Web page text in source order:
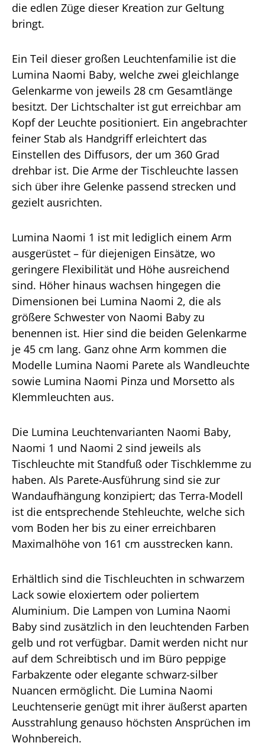
die edlen Züge dieser Kreation zur Geltung
bringt.
Ein Teil dieser großen Leuchtenfamilie ist die
Lumina Naomi Baby, welche zwei gleichlange
Gelenkarme von jeweils 28 cm Gesamtlänge
besitzt. Der Lichtschalter ist gut erreichbar am
Kopf der Leuchte positioniert. Ein angebrachter
feiner Stab als Handgriff erleichtert das
Einstellen des Diffusors, der um 360 Grad
drehbar ist. Die Arme der Tischleuchte lassen
sich über ihre Gelenke passend strecken und
gezielt ausrichten.
Lumina Naomi 1 ist mit lediglich einem Arm
ausgerüstet – für diejenigen Einsätze, wo
geringere Flexibilität und Höhe ausreichend
sind. Höher hinaus wachsen hingegen die
Dimensionen bei Lumina Naomi 2, die als
größere Schwester von Naomi Baby zu
benennen ist. Hier sind die beiden Gelenkarme
je 45 cm lang. Ganz ohne Arm kommen die
Modelle Lumina Naomi Parete als Wandleuchte
sowie Lumina Naomi Pinza und Morsetto als
Klemmleuchten aus.
Die Lumina Leuchtenvarianten Naomi Baby,
Naomi 1 und Naomi 2 sind jeweils als
Tischleuchte mit Standfuß oder Tischklemme zu
haben. Als Parete-Ausführung sind sie zur
Wandaufhängung konzipiert; das Terra-Modell
ist die entsprechende Stehleuchte, welche sich
vom Boden her bis zu einer erreichbaren
Maximalhöhe von 161 cm ausstrecken kann.
Erhältlich sind die Tischleuchten in schwarzem
Lack sowie eloxiertem oder poliertem
Aluminium. Die Lampen von Lumina Naomi
Baby sind zusätzlich in den leuchtenden Farben
gelb und rot verfügbar. Damit werden nicht nur
auf dem Schreibtisch und im Büro peppige
Farbakzente oder elegante schwarz-silber
Nuancen ermöglicht. Die Lumina Naomi
Leuchtenserie genügt mit ihrer äußerst aparten
Ausstrahlung genauso höchsten Ansprüchen im
Wohnbereich.